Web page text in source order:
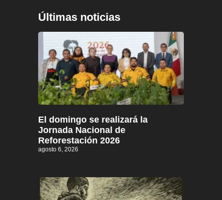
Últimas noticias
El domingo se realizará la
Jornada Nacional de
Reforestación 2026
agosto 6, 2026